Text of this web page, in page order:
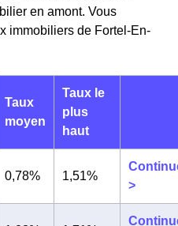
en amont. Vous
immobiliers de Fortel-En-
Taux
moyen
Taux le
plus
haut
0,78% 1,51%
>